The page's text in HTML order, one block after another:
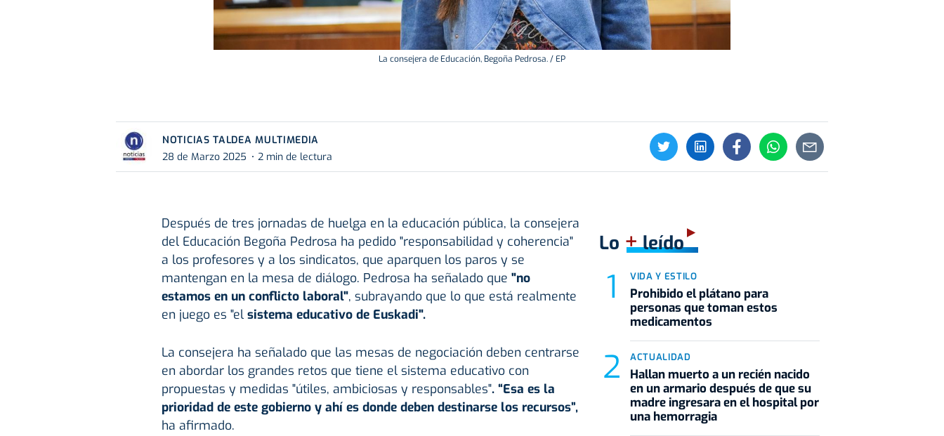
La consejera de Educación, Begoña Pedrosa. / EP
NOTICIAS TALDEA MULTIMEDIA
28 de Marzo 2025
2 min de lectura
Después de tres jornadas de huelga en la educación pública, la consejera
del Educación Begoña Pedrosa ha pedido "responsabilidad y coherencia"
a los profesores y a los sindicatos, que aparquen los paros y se
mantengan en la mesa de diálogo. Pedrosa ha señalado que "no
estamos en un conflicto laboral", subrayando que lo que está realmente
en juego es "el sistema educativo de Euskadi".
La consejera ha señalado que las mesas de negociación deben centrarse
en abordar los grandes retos que tiene el sistema educativo con
propuestas y medidas "útiles, ambiciosas y responsables". “Esa es la
prioridad de este gobierno y ahí es donde deben destinarse los recursos”,
ha afirmado.
Lo +leído
VIDA Y ESTILO
Prohibido el plátano para
personas que toman estos
medicamentos
ACTUALIDAD
Hallan muerto a un recién nacido
en un armario después de que su
madre ingresara en el hospital por
una hemorragia